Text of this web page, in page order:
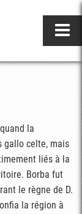
la
gallo celte, mais
liés à la
Borba fut
le règne de D.
la région à